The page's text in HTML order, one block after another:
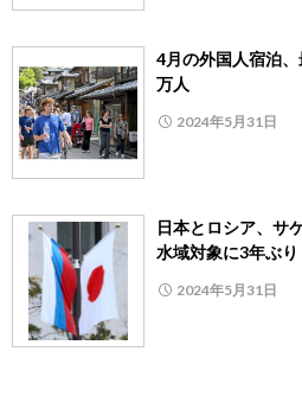
4月の外国人宿泊
万人
2024年5月31日
日本とロシア、サ
水域対象に3年ぶり
2024年5月31日